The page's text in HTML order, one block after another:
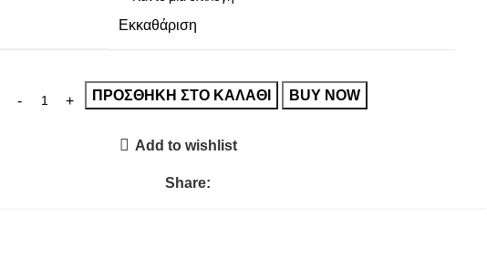
Εκκαθάριση
ΠΡΟΣΘΉΚΗ ΣΤΟ ΚΑΛΆΘΙ BUY NOW
Add to wishlist
Share: